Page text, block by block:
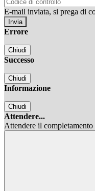
E-mail inviata, si prega di
Errore
Chiudi
Successo
Chiudi
Informazione
Chiudi
Attendere...
Attendere il